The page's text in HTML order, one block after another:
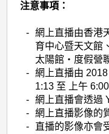
注意事項：
-
網上直播由香港
育中心暨天文館
太陽館‧度假營
-
網上直播由
1:13 至 上午
-
網上直播會透過
-
網上直播影像的
-
直播的影像亦會